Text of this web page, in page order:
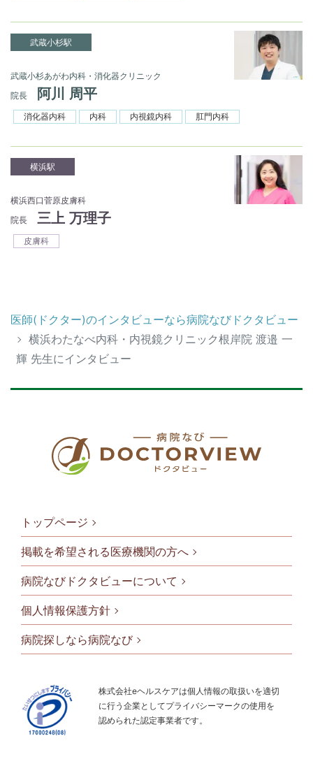
武蔵小杉駅
武蔵小杉あがわ内科・消化器クリニック
院長
阿川 周平
消化器内科 内科 内視鏡内科 肛門内科
横浜駅
横浜西口菅原皮膚科
院長
三上 万理子
皮膚科
医師(ドクター)のインタビューなら病院なびドクタビュー
横浜わたなべ内科・内視鏡クリニック根岸院 渡邉 一
輝 先生にインタビュー
フッタメニ
トップページ
掲載を希望される医療機関の方へ
病院なびドクタビューについて
個人情報保護方針
病院探しなら病院なび
株式会社eヘルスケアは個人情報の取扱いを適切
に行う企業としてプライバシーマークの使用を
認められた認定事業者です。